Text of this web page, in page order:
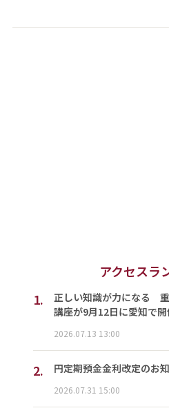
アクセスラ
1.
正しい知識が力になる
講座が9月12日に愛知で
2026.07.13 13:00
2. 円定期預金金利改定のお
2026.07.31 15:00